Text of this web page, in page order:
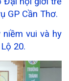
GP Cần Thơ.
vui và hy
20.